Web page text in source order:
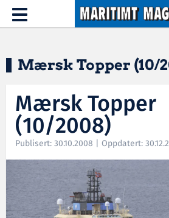
Hopp til hovedinnhold
Toggle
navigation
Mærsk Topper (10/
Mærsk Topper
(10/2008)
Publisert: 30.10.2008 | Oppdatert: